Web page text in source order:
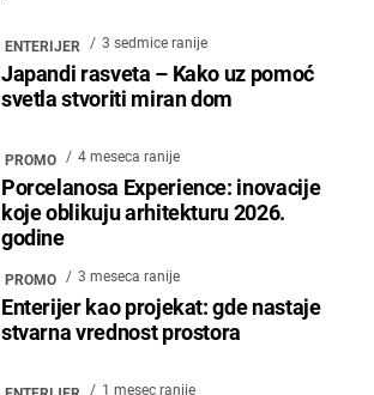
ENTERIJER 3 sedmice ranije
Japandi rasveta – Kako uz pomoć
svetla stvoriti miran dom
PROMO 4 meseca ranije
Porcelanosa Experience: inovacije
koje oblikuju arhitekturu 2026.
godine
PROMO 3 meseca ranije
Enterijer kao projekat: gde nastaje
stvarna vrednost prostora
1 mesec ranije